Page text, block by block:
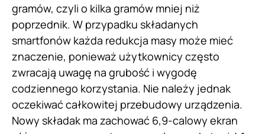
gramów, czyli o kilka gramów mniej niż
poprzednik. W przypadku składanych
smartfonów każda redukcja masy może mieć
znaczenie, ponieważ użytkownicy często
zwracają uwagę na grubość i wygodę
codziennego korzystania. Nie należy jednak
oczekiwać całkowitej przebudowy urządzenia.
Nowy składak ma zachować 6,9-calowy ekran